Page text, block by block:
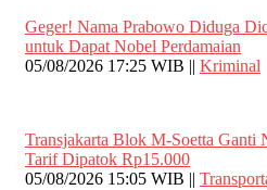
Geger! Nama Prabowo Diduga
untuk Dapat Nobel Perdamaian
05/08/2026 17:25 WIB || Kriminal
Transjakarta Blok M-Soetta Ganti
Tarif Dipatok Rp15.000
05/08/2026 15:05 WIB ||